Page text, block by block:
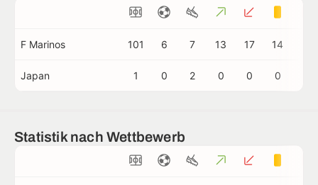
F Marinos 101 6 7 13 17 14
Japan 1 0 2 0 0 0
Statistik nach Wettbewerb